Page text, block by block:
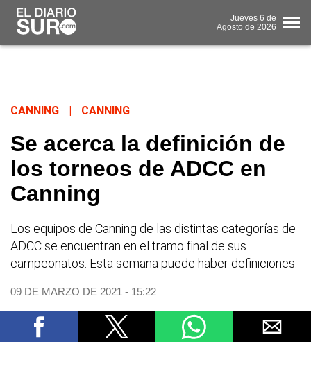
Jueves 6 de
Agosto de 2026
CANNING CANNING
Se acerca la definición de
los torneos de ADCC en
Canning
Los equipos de Canning de las distintas categorías de
ADCC se encuentran en el tramo final de sus
campeonatos. Esta semana puede haber definiciones.
09 DE MARZO DE 2021 - 15:22